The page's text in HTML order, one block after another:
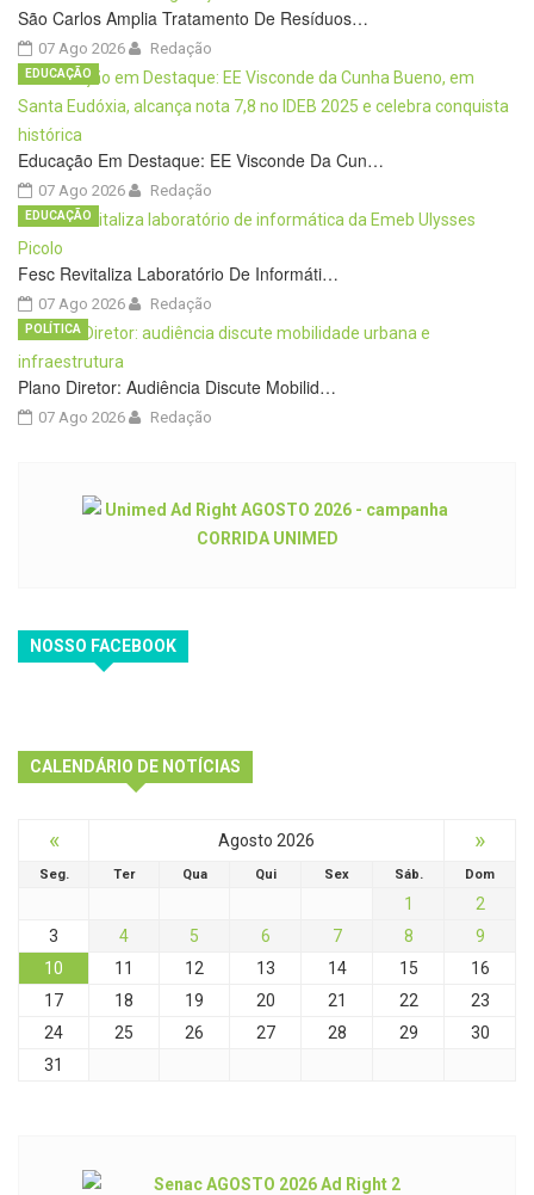
São Carlos Amplia Tratamento De Resíduos…
07 Ago 2026 Redação
Educação Em Destaque: EE Visconde Da Cun…
07 Ago 2026
EDUCAÇÃO
Redação
Fesc Revitaliza Laboratório De Informáti…
07 Ago 2026
EDUCAÇÃO
Redação
Plano Diretor: Audiência Discute Mobilid…
07 Ago 2026
POLÍTICA
Redação
NOSSO FACEBOOK
CALENDÁRIO DE NOTÍCIAS
« Agosto 2026 »
Seg. Ter Qua Qui Sex Sáb. Dom
1
2
3
4 5 6 7 8
9
10
11 12 13 14 15
16
17
18 19 20 21 22
23
24
25 26 27 28 29
30
31